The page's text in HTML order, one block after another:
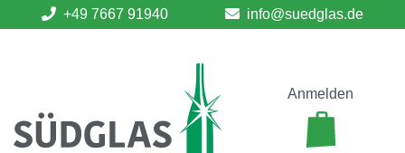
+49 7667 91940 info@suedglas.de
Anmelden